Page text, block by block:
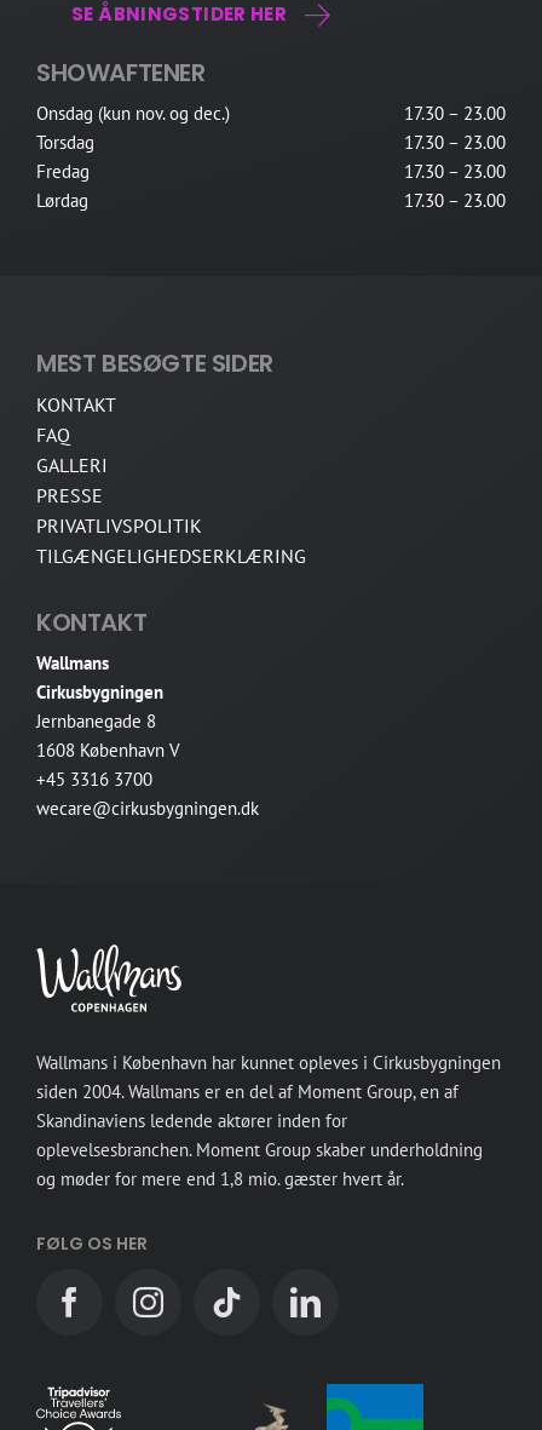
Wallmans i København har kunnet opleves i Cirkusbygningen
siden 2004. Wallmans er en del af Moment Group, en af
Skandinaviens ledende aktører inden for
oplevelsesbranchen. Moment Group skaber underholdning
og møder for mere end 1,8 mio. gæster hvert år.
FØLG OS HER
SE ÅBNINGSTIDER HER
SHOWAFTENER
Onsdag (kun nov. og dec.)
17.30 – 23.00
Torsdag
17.30 – 23.00
Fredag
17.30 – 23.00
Lørdag
17.30 – 23.00
MEST BESØGTE SIDER
KONTAKT
FAQ
GALLERI
PRESSE
PRIVATLIVSPOLITIK
TILGÆNGELIGHEDSERKLÆRING
KONTAKT
Wallmans
Cirkusbygningen
Jernbanegade 8
1608 København V
+45 3316 3700
wecare@cirkusbygningen.dk